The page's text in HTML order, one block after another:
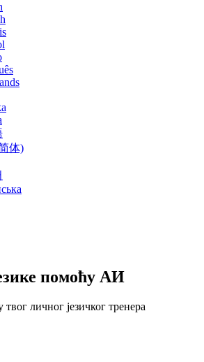
体)
помоћу АИ
личног језичког тренера